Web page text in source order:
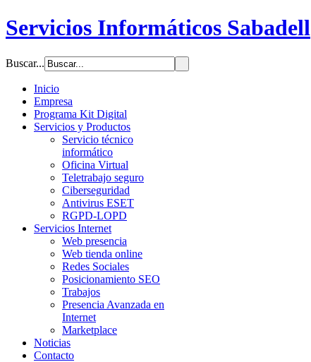
Servicios Informáticos Sabadell
Buscar...
Inicio
Empresa
Programa Kit Digital
Servicios y Productos
Servicio técnico
informático
Oficina Virtual
Teletrabajo seguro
Ciberseguridad
Antivirus ESET
RGPD-LOPD
Servicios Internet
Web presencia
Web tienda online
Redes Sociales
Posicionamiento SEO
Trabajos
Presencia Avanzada en
Internet
Marketplace
Noticias
Contacto